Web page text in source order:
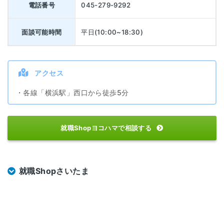
電話番号 045-279-9292
面談可能時間 平日(10:00~18:30)
アクセス
・各線「横浜駅」西口から徒歩5分
就職Shopヨコハマで相談する
就職Shopさいたま